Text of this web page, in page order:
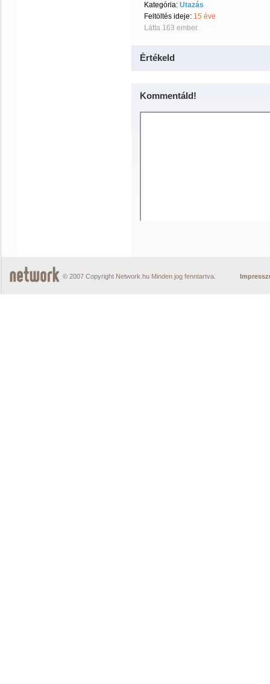
Kategória: Utazás
Feltöltés ideje: 15 éve
Látta 163 ember.
Értékeld
Kommentáld!
© 2007 Copyright Network.hu Minden jog fenntartva.